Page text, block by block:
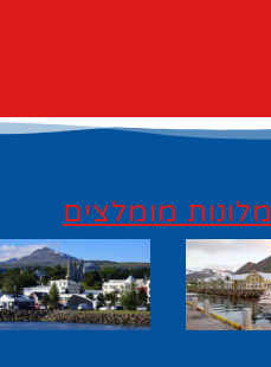
מלונות מומלצים